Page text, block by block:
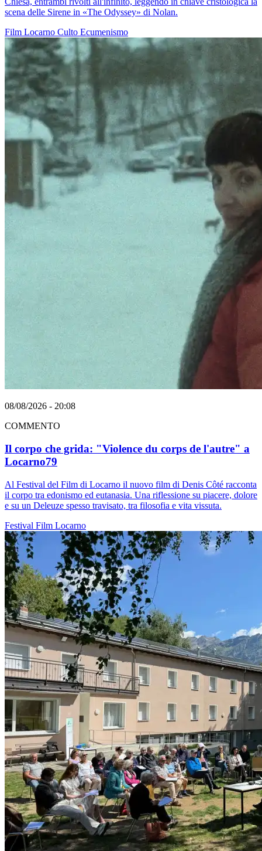
scena delle Sirene in «The Odyssey» di Nolan.
Film Locarno Culto Ecumenismo
08/08/2026 - 20:08
COMMENTO
Il corpo che grida: "Violence du corps de l'autre" a
Locarno79
Al Festival del Film di Locarno il nuovo film di Denis Côté racconta
il corpo tra edonismo ed eutanasia. Una riflessione su piacere, dolore
e su un Deleuze spesso travisato, tra filosofia e vita vissuta.
Festival Film Locarno